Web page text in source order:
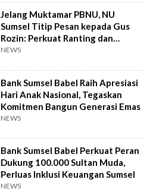
Jelang Muktamar PBNU, NU
Sumsel Titip Pesan kepada Gus
Rozin: Perkuat Ranting dan
Pesantren
NEWS
Bank Sumsel Babel Raih Apresiasi
Hari Anak Nasional, Tegaskan
Komitmen Bangun Generasi Emas
NEWS
Bank Sumsel Babel Perkuat Peran
Dukung 100.000 Sultan Muda,
Perluas Inklusi Keuangan Sumsel
NEWS